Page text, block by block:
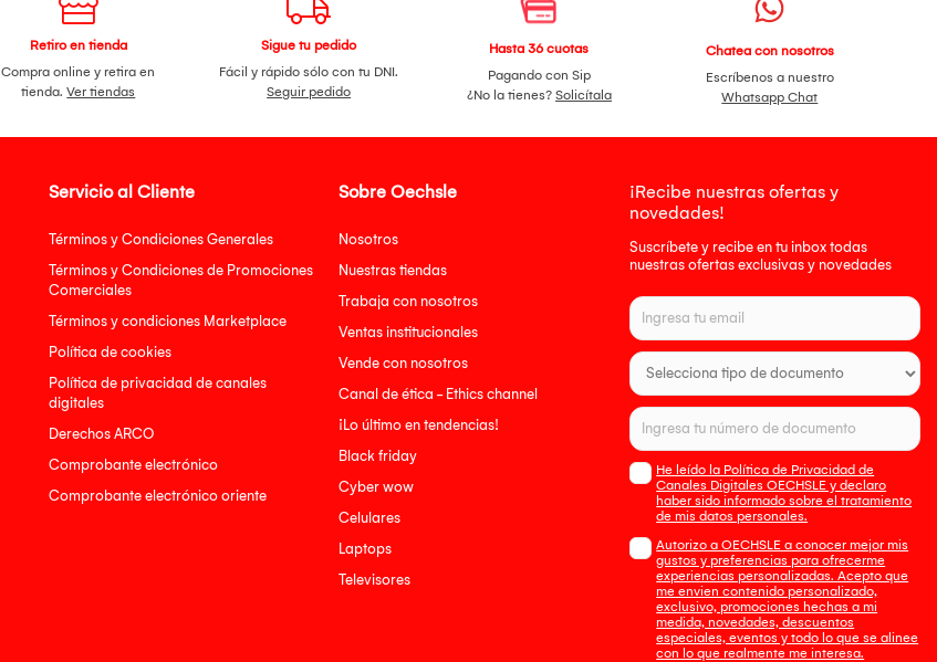
Retiro en tienda
Compra online y retira en
tienda.Ver tiendas
Sigue tu pedido
Fácil y rápido sólo con tu DNI.
Seguir pedido
Hasta 36 cuotas
Pagando con Sip
¿No la tienes? Solicítala
Chatea con nosotros
Escríbenos a nuestro
Whatsapp Chat
Servicio al Cliente
Términos y Condiciones Generales
Términos y Condiciones de Promociones
Comerciales
Términos y condiciones Marketplace
Política de cookies
Política de privacidad de canales
digitales
Derechos ARCO
Comprobante electrónico
Comprobante electrónico oriente
Sobre Oechsle
Nosotros
Nuestras tiendas
Trabaja con nosotros
Ventas institucionales
Vende con nosotros
Canal de ética - Ethics channel
¡Lo último en tendencias!
Black friday
Cyber wow
Celulares
Laptops
Televisores
¡Recibe nuestras ofertas y
novedades!
Suscríbete y recibe en tu inbox todas
nuestras ofertas exclusivas y novedades
He leído la Política de Privacidad de
Canales Digitales OECHSLE y declaro
haber sido informado sobre el tratamiento
de mis datos personales.
Autorizo a OECHSLE a conocer mejor mis
gustos y preferencias para ofrecerme
experiencias personalizadas. Acepto que
me envien contenido personalizado,
exclusivo, promociones hechas a mi
medida, novedades, descuentos
especiales, eventos y todo lo que se alinee
con lo que realmente me interesa.